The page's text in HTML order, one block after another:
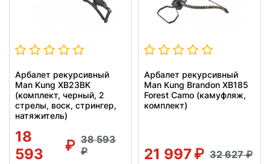
Арбалет рекурсивный
Man Kung XB23BK
(комплект, черный, 2
стрелы, воск, стрингер,
натяжитель)
18
593
38 593
Арбалет рекурсивный
Man Kung Brandon XB185
Forest Camo (камуфляж,
комплект)
21 997 32 627